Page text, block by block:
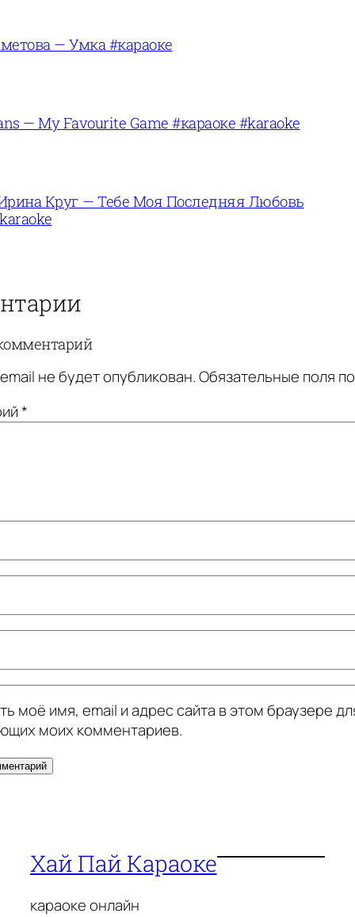
— Умка #караоке
— My Favourite Game #караоке #karaoke
Круг — Тебе Моя Последняя Любовь
не будет опубликован.Обязательные поля
*
моё имя, email и адрес сайта в этом браузере
моих комментариев.
Хай Пай Караоке
караоке онлайн